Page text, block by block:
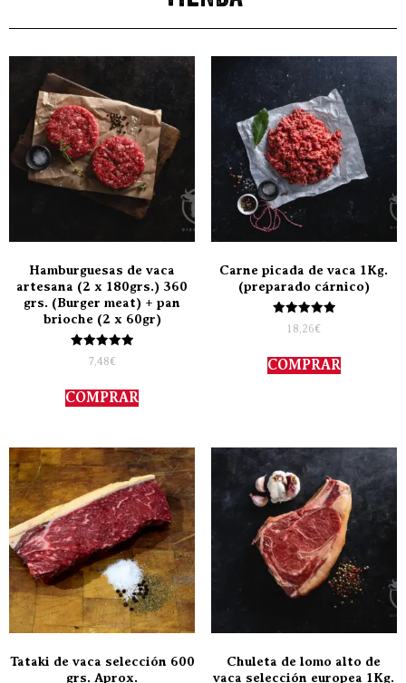
Hamburguesas de vaca
artesana (2 x 180grs.) 360
grs. (Burger meat) + pan
brioche (2 x 60gr)
Valorado
con
de 5
7,48€
COMPRAR
Carne picada de vaca 1Kg.
(preparado cárnico)
Valorado
con
de 5
18,26€
COMPRAR
Tataki de vaca selección 600
grs. Aprox.
Chuleta de lomo alto de
vaca selección europea 1Kg.